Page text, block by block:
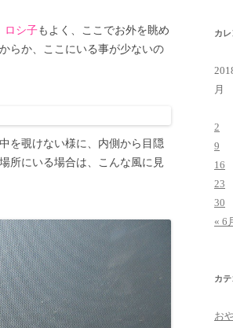
ロシ子もよく、ここでお外を眺め
らか、ここにいる事が少ないの
を覗けない様に、内側から目隠
所にいる場合は、こんな風に見
カ
月
2
9
16
23
30
« 6
カ
お